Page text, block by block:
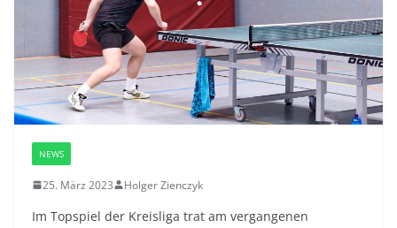
NEWS
25. März 2023 Holger Zienczyk
Im Topspiel der Kreisliga trat am vergangenen